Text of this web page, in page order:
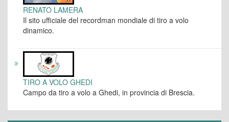
RENATO LAMERA
Il sito ufficiale del recordman mondiale di tiro a volo
dinamico.
TIRO A VOLO GHEDI
Campo da tiro a volo a Ghedi, in provincia di Brescia.